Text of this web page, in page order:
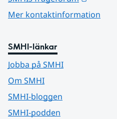
Mer kontaktinformation
SMHI-länkar
Jobba på SMHI
Om SMHI
SMHI-bloggen
SMHI-podden